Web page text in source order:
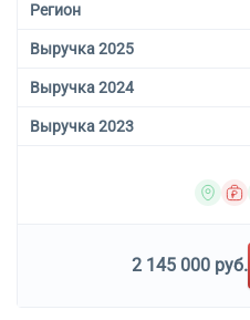
Регион
Выручка 2025
Выручка 2024
Выручка 2023
2 145 000 руб.